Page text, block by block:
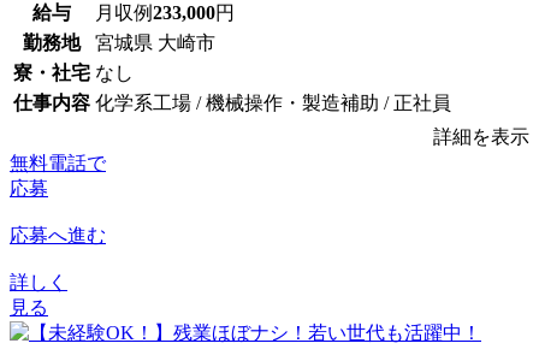
給与 月収例233,000円
勤務地
宮城県 大崎市
寮・社宅 なし
仕事内容 化学系工場 / 機械操作・製造補助 / 正社員
詳細を表示
無料電話で
応募
応募へ進む
詳しく
見る